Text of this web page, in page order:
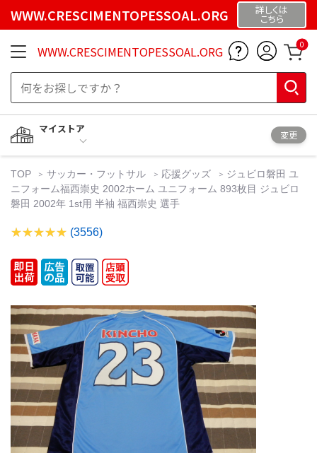
WWW.CRESCIMENTOPESSOAL.ORG 詳しくは
こちら
WWW.CRESCIMENTOPESSOAL.ORG 0
マイストア
変更
TOP サッカー・フットサル 応援グッズ
ジュビロ磐田 ユ
ニフォーム福西崇史 2002ホーム ユニフォーム 893枚目 ジュビロ
磐田 2002年 1st用 半袖 福西崇史 選手
(3556)